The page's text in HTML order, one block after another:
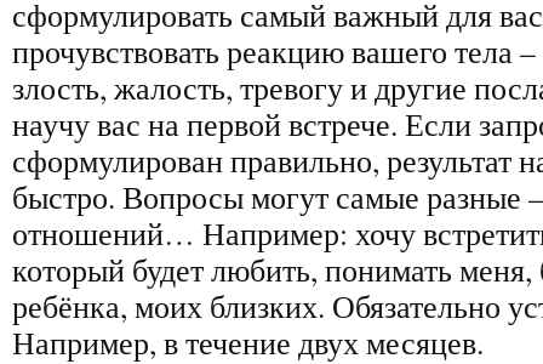
сформулировать самый важный для
прочувствовать реакцию вашего тела
злость, жалость, тревогу и другие
научу вас на первой встрече. Если
сформулирован правильно, результат
быстро. Вопросы могут самые разные
отношений… Например: хочу
который будет любить, понимать меня,
ребёнка, моих близких. Обязательно
Например, в течение двух месяцев.